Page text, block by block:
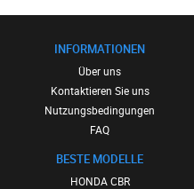
INFORMATIONEN
Über uns
Kontaktieren Sie uns
Nutzungsbedingungen
FAQ
BESTE MODELLE
HONDA CBR